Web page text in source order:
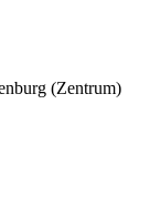
(Zentrum)